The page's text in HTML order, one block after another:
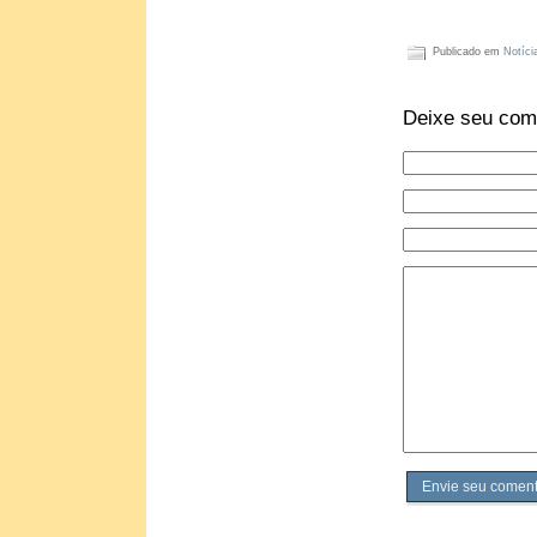
Publicado em
Deixe seu
Envie seu